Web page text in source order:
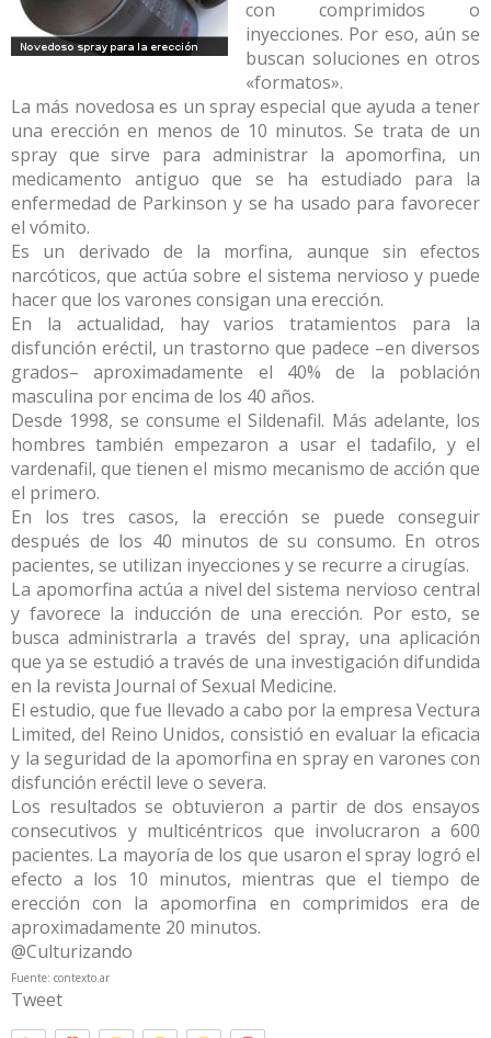
con comprimidos o
inyecciones. Por eso, aún se
buscan soluciones en otros
«formatos».
La más novedosa es un spray especial que ayuda a tener
una erección en menos de 10 minutos. Se trata de un
spray que sirve para administrar la apomorfina, un
medicamento antiguo que se ha estudiado para la
enfermedad de Parkinson y se ha usado para favorecer
el vómito.
Es un derivado de la morfina, aunque sin efectos
narcóticos, que actúa sobre el sistema nervioso y puede
hacer que los varones consigan una erección.
En la actualidad, hay varios tratamientos para la
disfunción eréctil, un trastorno que padece –en diversos
grados– aproximadamente el 40% de la población
masculina por encima de los 40 años.
Desde 1998, se consume el Sildenafil. Más adelante, los
hombres también empezaron a usar el tadafilo, y el
vardenafil, que tienen el mismo mecanismo de acción que
el primero.
En los tres casos, la erección se puede conseguir
después de los 40 minutos de su consumo. En otros
pacientes, se utilizan inyecciones y se recurre a cirugías.
La apomorfina actúa a nivel del sistema nervioso central
y favorece la inducción de una erección. Por esto, se
busca administrarla a través del spray, una aplicación
que ya se estudió a través de una investigación difundida
en la revista Journal of Sexual Medicine.
El estudio, que fue llevado a cabo por la empresa Vectura
Limited, del Reino Unidos, consistió en evaluar la eficacia
y la seguridad de la apomorfina en spray en varones con
disfunción eréctil leve o severa.
Los resultados se obtuvieron a partir de dos ensayos
consecutivos y multicéntricos que involucraron a 600
pacientes. La mayoría de los que usaron el spray logró el
efecto a los 10 minutos, mientras que el tiempo de
erección con la apomorfina en comprimidos era de
aproximadamente 20 minutos.
@Culturizando
Fuente: contexto.ar
Tweet